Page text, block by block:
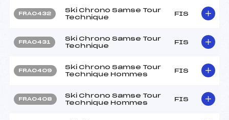
FRA0432
Ski Chrono Samse Tour
Technique
FIS
FRA0431
Ski Chrono Samse Tour
Technique
FIS
FRA0409
Ski Chrono Samse Tour
Technique Hommes
FIS
FRA0408
Ski Chrono Samse Tour
Technique Hommes
FIS